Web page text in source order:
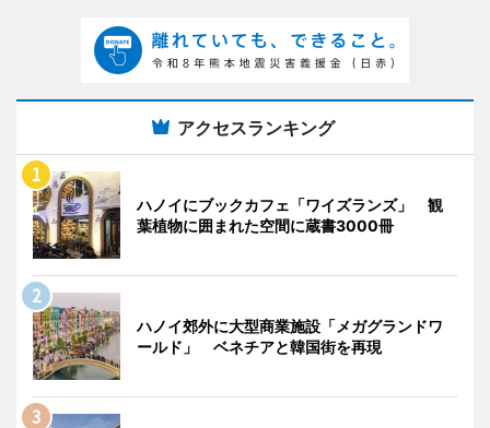
アクセスランキング
ハノイにブックカフェ「ワイズランズ」 観
葉植物に囲まれた空間に蔵書3000冊
ハノイ郊外に大型商業施設「メガグランドワ
ールド」 ベネチアと韓国街を再現